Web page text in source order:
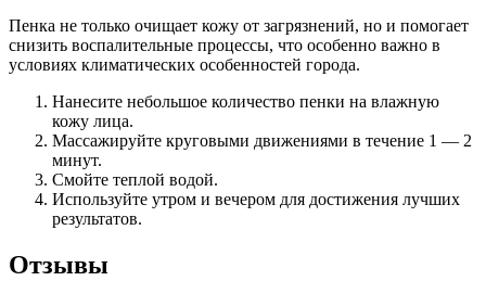
Пенка не только очищает кожу от загрязнений, но и помогает
снизить воспалительные процессы, что особенно важно в
условиях климатических особенностей города.
Нанесите небольшое количество пенки на влажную
кожу лица.
Массажируйте круговыми движениями в течение 1 — 2
минут.
Смойте теплой водой.
Используйте утром и вечером для достижения лучших
результатов.
Отзывы